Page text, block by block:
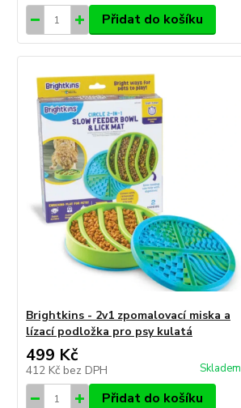
Přidat do košíku
Brightkins - 2v1 zpomalovací miska a
lízací podložka pro psy kulatá
499 Kč
412 Kč bez DPH Skladem
Přidat do košíku